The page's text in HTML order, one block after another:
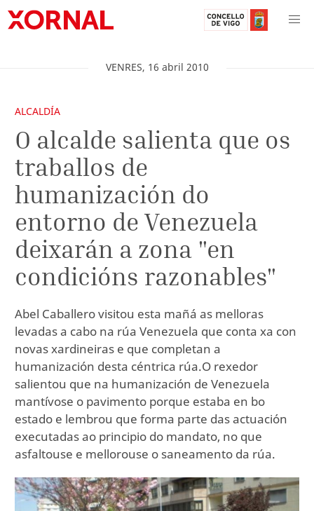
VENRES, 16 abril 2010
ALCALDÍA
O alcalde salienta que os
traballos de
humanización do
entorno de Venezuela
deixarán a zona "en
condicións razonables"
Abel Caballero visitou esta mañá as melloras
levadas a cabo na rúa Venezuela que conta xa con
novas xardineiras e que completan a
humanización desta céntrica rúa.O rexedor
salientou que na humanización de Venezuela
mantívose o pavimento porque estaba en bo
estado e lembrou que forma parte das actuación
executadas ao principio do mandato, no que
asfaltouse e mellorouse o saneamento da rúa.